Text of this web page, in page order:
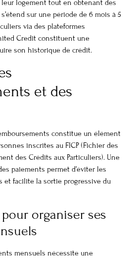
logement tout en obtenant des
sur une période de 6 mois à 5
via des plateformes
Credit constituent une
son historique de crédit.
et des
constitue un élément
inscrites au FICP (Fichier des
des Crédits aux Particuliers). Une
paiements permet d’éviter les
et facilite la sortie progressive du
organiser ses
mensuels nécessite une